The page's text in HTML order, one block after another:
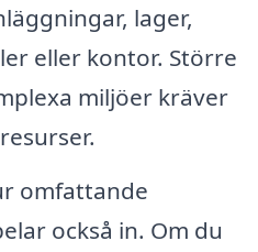
lager,
eller kontor. Större
miljöer kräver
omfattande
också in. Om du